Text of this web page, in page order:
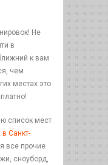
Не
в
к вам
чем
местах это
список мест
Санкт-
все прочие
сноуборд,